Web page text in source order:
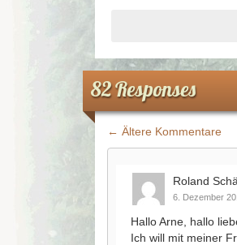
82 Responses
Kommentar-
← Ältere Kommentare
Roland
6. Dezember
Hallo Arne, hallo
Ich will mit meiner